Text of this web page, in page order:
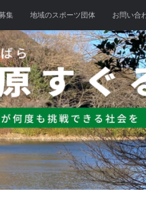
集 地域のスポーツ団体 お問い合